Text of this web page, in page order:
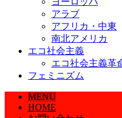
アラブ
アフリカ・中東
南北アメリカ
エコ社会主義
エコ社会主義革
フェミニズム
MENU
HOME